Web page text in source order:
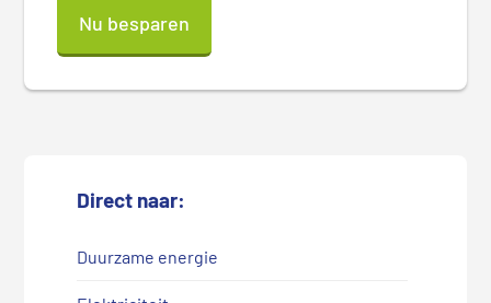
Nu besparen
Direct naar:
Duurzame energie